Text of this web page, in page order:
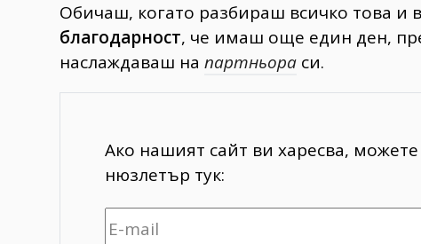
Обичаш, когато разбираш всичко това и
благодарност, че имаш още един ден,
наслаждаваш на партньора си.
Ако нашият сайт ви харесва,
нюзлетър тук: